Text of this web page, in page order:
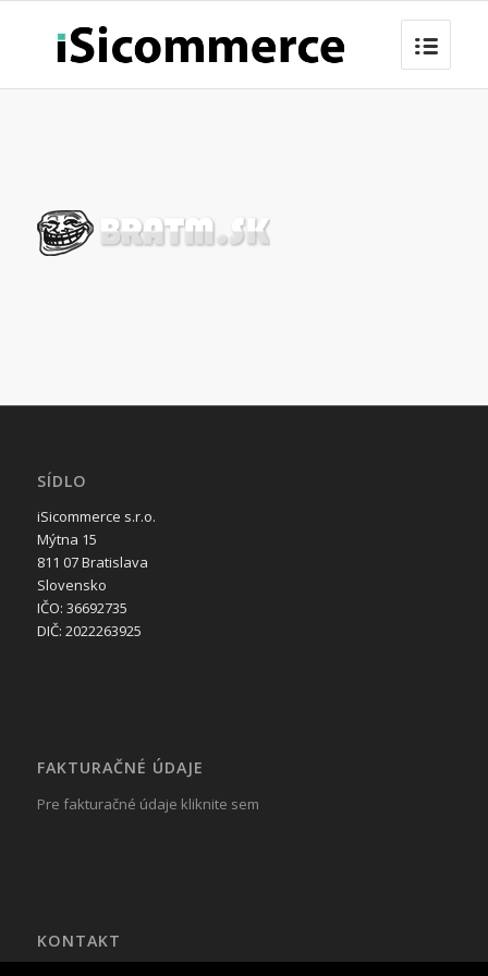
SÍDLO
iSicommerce s.r.o.
Mýtna 15
811 07 Bratislava
Slovensko
IČO: 36692735
DIČ: 2022263925
FAKTURAČNÉ ÚDAJE
Pre fakturačné údaje kliknite sem
KONTAKT